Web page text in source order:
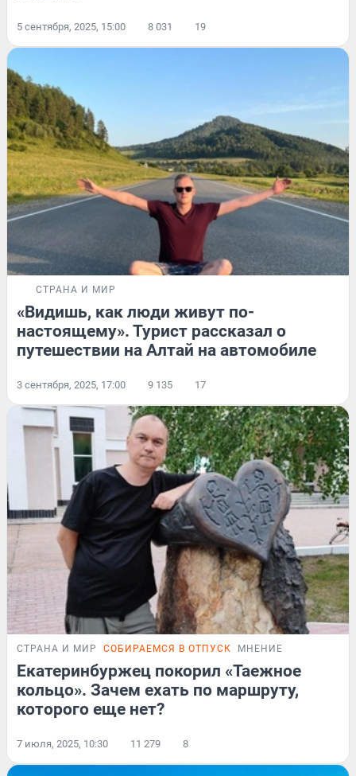
5 сентября, 2025, 15:00 8 031 19
СТРАНА И МИР
«Видишь, как люди живут по-
настоящему». Турист рассказал о
путешествии на Алтай на автомобиле
3 сентября, 2025, 17:00 9 135 17
СТРАНА И МИР СОБИРАЕМСЯ В ОТПУСК МНЕНИЕ
Екатеринбуржец покорил «Таежное
кольцо». Зачем ехать по маршруту,
которого еще нет?
7 июля, 2025, 10:30 11 279 8